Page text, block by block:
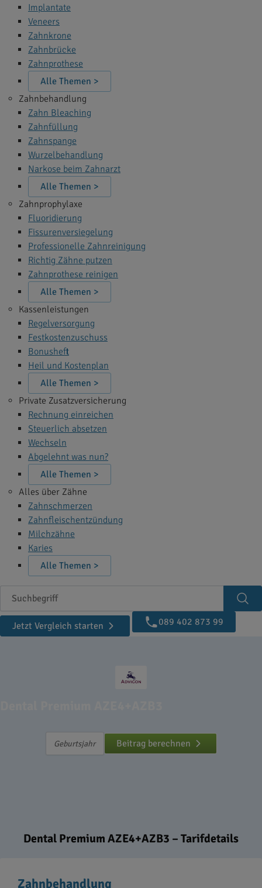
Implantate
Veneers
Zahnkrone
Zahnbrücke
Zahnprothese
Alle Themen >
Zahnbehandlung
Zahn Bleaching
Zahnfüllung
Zahnspange
Wurzelbehandlung
Narkose beim Zahnarzt
Alle Themen >
Zahnprophylaxe
Fluoridierung
Fissurenversiegelung
Professionelle Zahnreinigung
Richtig Zähne putzen
Zahnprothese reinigen
Alle Themen >
Kassenleistungen
Regelversorgung
Festkostenzuschuss
Bonusheft
Heil und Kostenplan
Alle Themen >
Private Zusatzversicherung
Rechnung einreichen
Steuerlich absetzen
Wechseln
Abgelehnt was nun?
Alle Themen >
Alles über Zähne
Zahnschmerzen
Zahnfleischentzündung
Milchzähne
Karies
Alle Themen >
Suchbegriff
Jetzt Vergleich starten
089 402 873 99
Beitrag berechnen
Dental Premium AZE4+AZB3 – Tarifdetails
Zahnbehandlung